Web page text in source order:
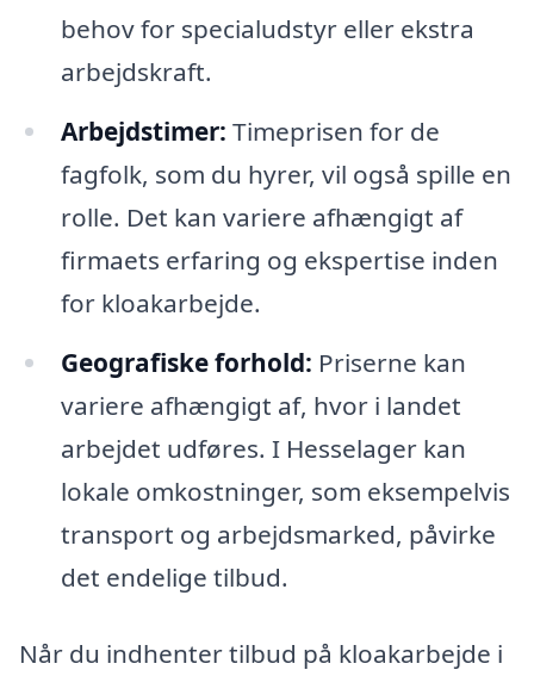
behov for specialudstyr eller ekstra
arbejdskraft.
Arbejdstimer: Timeprisen for de
fagfolk, som du hyrer, vil også spille en
rolle. Det kan variere afhængigt af
firmaets erfaring og ekspertise inden
for kloakarbejde.
Geografiske forhold: Priserne kan
variere afhængigt af, hvor i landet
arbejdet udføres. I Hesselager kan
lokale omkostninger, som eksempelvis
transport og arbejdsmarked, påvirke
det endelige tilbud.
Når du indhenter tilbud på kloakarbejde i